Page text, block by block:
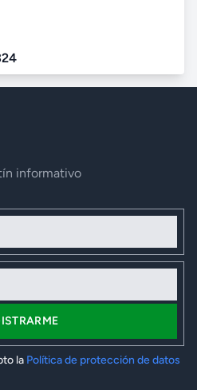
informativo
la Política de protección de datos